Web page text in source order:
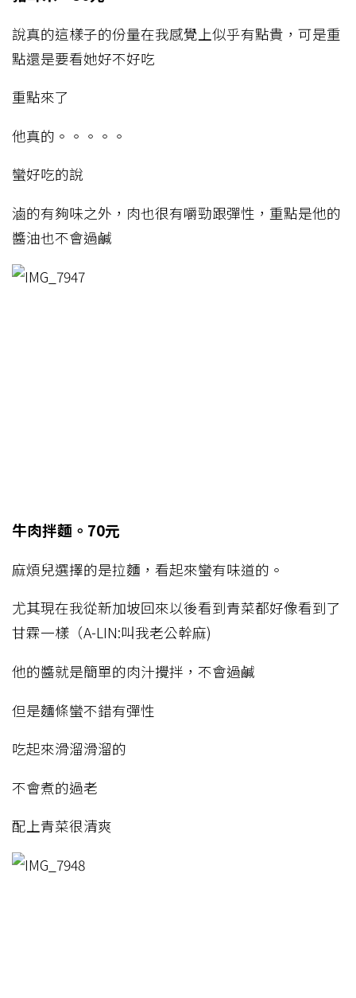
說真的這樣子的份量在我感覺上似乎有點貴，可是重
點還是要看她好不好吃
重點來了
他真的。。。。。
蠻好吃的說
滷的有夠味之外，肉也很有嚼勁跟彈性，重點是他的
醬油也不會過鹹
牛肉拌麵。70元
麻煩兒選擇的是拉麵，看起來蠻有味道的。
尤其現在我從新加坡回來以後看到青菜都好像看到了
甘霖一樣（A-LIN:叫我老公幹麻)
他的醬就是簡單的肉汁攪拌，不會過鹹
但是麵條蠻不錯有彈性
吃起來滑溜滑溜的
不會煮的過老
配上青菜很清爽